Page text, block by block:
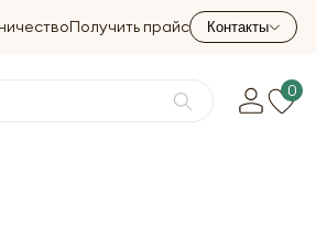
Получить прайс Контакты
0